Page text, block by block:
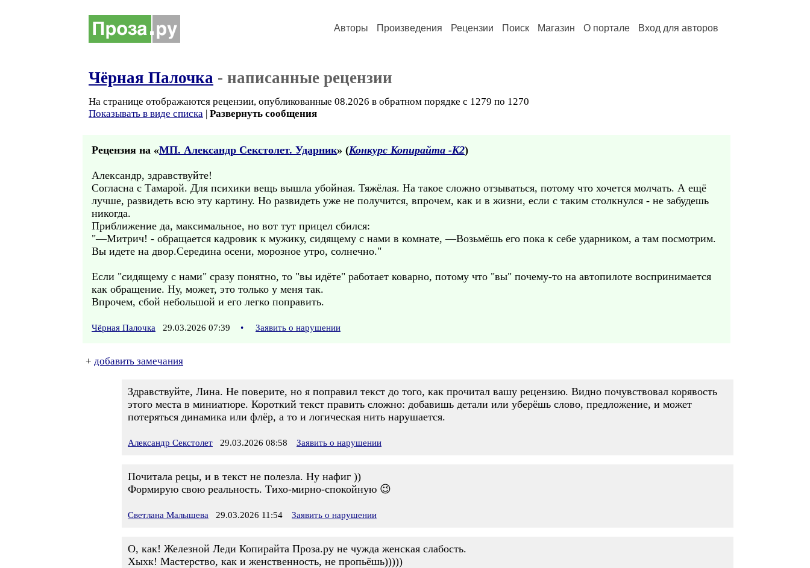
Авторы Произведения Рецензии Поиск Магазин О портале Вход для авторов
Чёрная Палочка - написанные рецензии
На странице отображаются рецензии, опубликованные 08.2026 в обратном порядке с 1279 по 1270
Показывать в виде списка | Развернуть сообщения
Рецензия на «МП. Александр Секстолет. Ударник» (Конкурс Копирайта -К2)
Александр, здравствуйте!
Согласна с Тамарой. Для психики вещь вышла убойная. Тяжёлая. На такое сложно отзываться, потому что хочется молчать. А ещё
лучше, развидеть всю эту картину. Но развидеть уже не получится, впрочем, как и в жизни, если с таким столкнулся - не забудешь
никогда.
Приближение да, максимальное, но вот тут прицел сбился:
"—Митрич! - обращается кадровик к мужику, сидящему с нами в комнате, —Возьмёшь его пока к себе ударником, а там посмотрим.
Вы идете на двор.Середина осени, морозное утро, солнечно."
Если "сидящему с нами" сразу понятно, то "вы идёте" работает коварно, потому что "вы" почему-то на автопилоте воспринимается
как обращение. Ну, может, это только у меня так.
Впрочем, сбой небольшой и его легко поправить.
Чёрная Палочка 29.03.2026 07:39 • Заявить о нарушении
+ добавить замечания
Здравствуйте, Лина. Не поверите, но я поправил текст до того, как прочитал вашу рецензию. Видно почувствовал корявость
этого места в миниатюре. Короткий текст править сложно: добавишь детали или уберёшь слово, предложение, и может
потеряться динамика или флёр, а то и логическая нить нарушается.
Александр Секстолет 29.03.2026 08:58 Заявить о нарушении
Почитала рецы, и в текст не полезла. Ну нафиг ))
Формирую свою реальность. Тихо-мирно-спокойную 😉
Светлана Малышева 29.03.2026 11:54 Заявить о нарушении
О, как! Железной Леди Копирайта Проза.ру не чужда женская слабость.
Хыхк! Мастерство, как и женственность, не пропьёшь)))))